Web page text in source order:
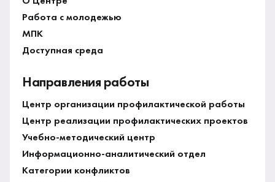
Работа с молодежью
МПК
Доступная среда
Направления работы
Центр организации профилактической работы
Центр реализации профилактических проектов
Учебно-методический центр
Информационно-аналитический отдел
Категории конфликтов